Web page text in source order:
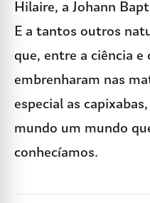
Hilaire, a Johann
E a tantos outros
que, entre a ciência e
embrenharam nas
especial as
mundo um mundo
conhecíamos.